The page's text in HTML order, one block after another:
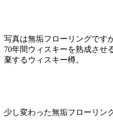
写真は無垢フローリングです
70年間ウィスキーを熟成させ
棄するウィスキー樽。
少し変わった無垢フローリン